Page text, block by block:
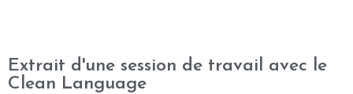
Extrait d'une session de travail avec le
Clean Language